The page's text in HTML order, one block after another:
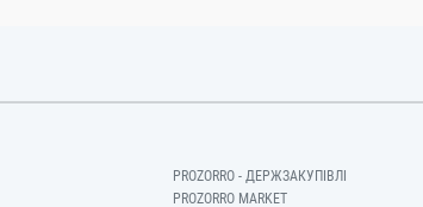
PROZORRO - ДЕРЖЗАКУПІВЛІ
PROZORRO MARKET